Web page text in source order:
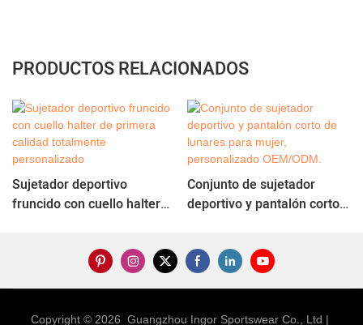
PRODUCTOS RELACIONADOS
Sujetador deportivo
fruncido con cuello halter
Conjunto de sujetador
deportivo y pantalón corto
Copyright © 2026 Guangzhou Ingor Sportswear Co., Ltd |